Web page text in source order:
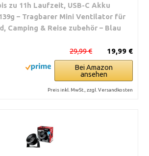
zu 11h Laufzeit, USB-C Akku
– Tragbarer Mini Ventilator für
Camping & Reise zubehör – Blau
19,99 €
29,99 €
Bei Amazon
ansehen
Preis inkl. MwSt., zzgl. Versandkosten